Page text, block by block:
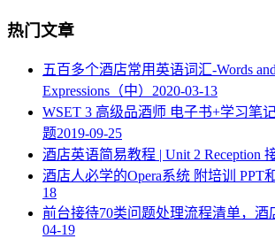
热门文章
五百多个酒店常用英语词汇-Words and
Expressions（中） 2020-03-13
WSET 3 高级品酒师 电子书+学习笔
题2019-09-25
酒店英语简易教程 | Unit 2 Reception
酒店人必学的Opera系统 附培训 PPT
18
前台接待70类问题处理流程清单，酒
04-19